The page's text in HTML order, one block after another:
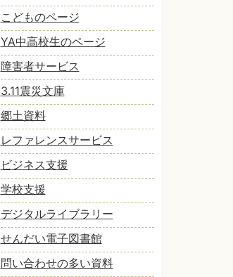
こどものページ
YA中高校生のページ
障害者サービス
3.11震災文庫
郷土資料
レファレンスサービス
ビジネス支援
学校支援
デジタルライブラリー
せんだい電子図書館
問い合わせの多い資料